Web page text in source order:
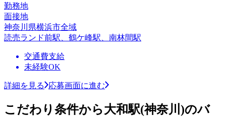
勤務地
面接地
神奈川県横浜市全域
読売ランド前駅、鶴ケ峰駅、南林間駅
交通費支給
未経験OK
詳細を見る 応募画面に進む
こだわり条件から大和駅(神奈川)のバ